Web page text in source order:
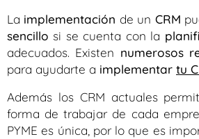
La implementación de un CRM
sencillo si se cuenta con la
adecuados. Existen numerosos
para ayudarte a implementar tu
Además los CRM actuales
forma de trabajar de cada
PYME es única, por lo que es